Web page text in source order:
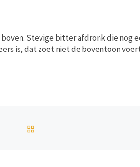
Stevige bitter afdronk die nog
is, dat zoet niet de boventoon